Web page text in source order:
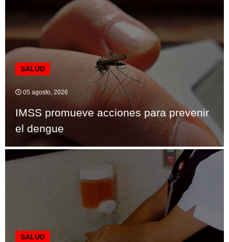
SALUD
05 agosto, 2026
IMSS promueve acciones para prevenir
el dengue
SALUD